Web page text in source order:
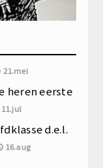
21.mei
heren eerste
11.jul
d.e.l.
16.aug